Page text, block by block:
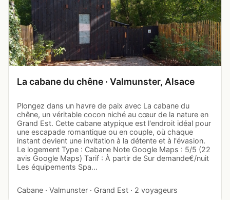
La cabane du chêne · Valmunster, Alsace
Plongez dans un havre de paix avec La cabane du
chêne, un véritable cocon niché au cœur de la nature en
Grand Est. Cette cabane atypique est l'endroit idéal pour
une escapade romantique ou en couple, où chaque
instant devient une invitation à la détente et à l'évasion.
Le logement Type : Cabane Note Google Maps : 5/5 (22
avis Google Maps) Tarif : À partir de Sur demande€/nuit
Les équipements Spa…
Cabane · Valmunster · Grand Est · 2 voyageurs